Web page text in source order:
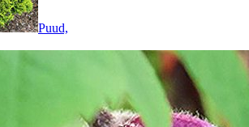
Puud,